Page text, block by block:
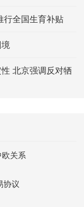
行全国生育补贴
北京强调反对牺
关系
协议